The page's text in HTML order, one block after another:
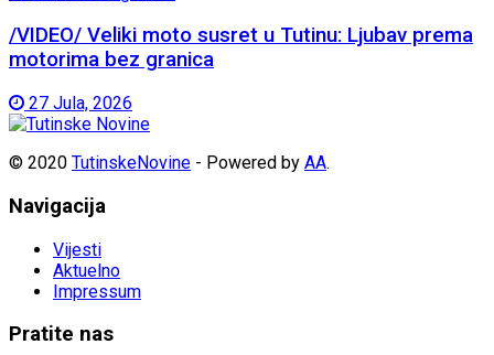
/VIDEO/ Veliki moto susret u Tutinu: Ljubav prema
motorima bez granica
27 Jula, 2026
© 2020 TutinskeNovine - Powered by AA.
Navigacija
Vijesti
Aktuelno
Impressum
Pratite nas